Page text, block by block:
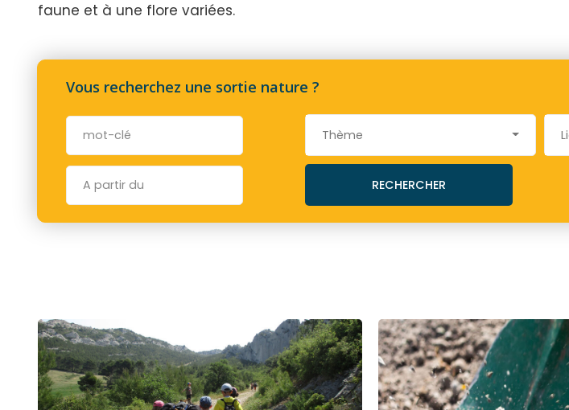
faune et à une flore variées.
Vous recherchez une sortie nature ?
Thème
RECHERCHER